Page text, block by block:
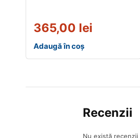
365,00 lei
Adaugă în coș
Recenzii
Nu există recenzii